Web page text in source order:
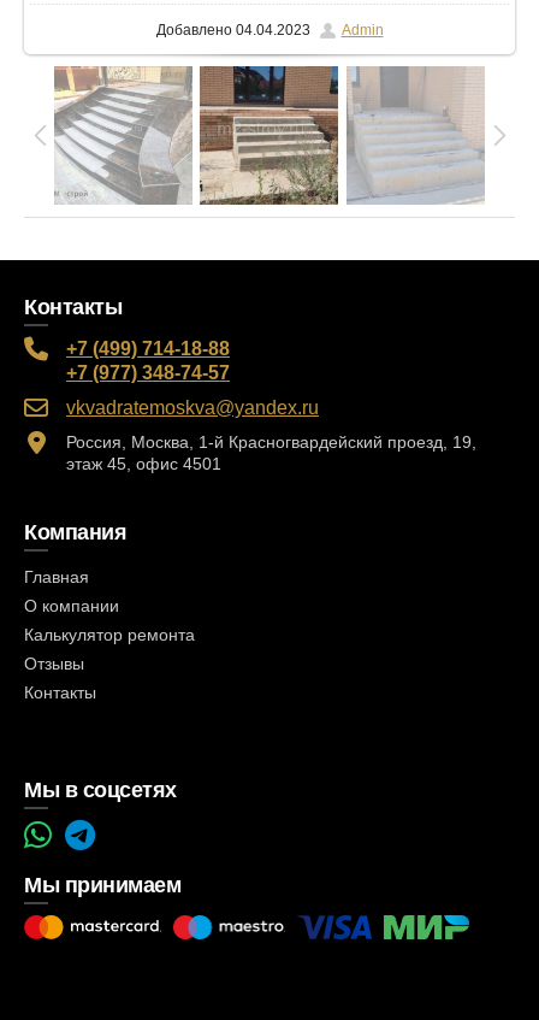
Добавлено04.04.2023 Admin
Контакты
+7 (499) 714-18-88
+7 (977) 348-74-57
vkvadratemoskva@yandex.ru
Россия, Москва, 1-й Красногвардейский проезд, 19,
этаж 45, офис 4501
Компания
Главная
О компании
Калькулятор ремонта
Отзывы
Контакты
Мы в соцсетях
Мы принимаем